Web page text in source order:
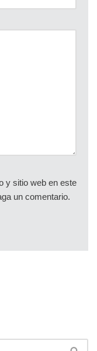
y sitio web en este
un comentario.